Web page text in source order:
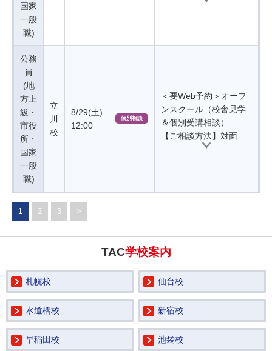
国家
一般
職)
公務
員
(地
方上
級・
市役
所・
国家
一般
職)
立
川
校
8/29(土)
12:00
個別相談
＜要Web予約＞オープ
ンスクール（校舎見学
＆個別受講相談）
【ご相談方法】対面
1 2 3 >
TAC学校案内
札幌校 仙台校
水道橋校 新宿校
早稲田校 池袋校